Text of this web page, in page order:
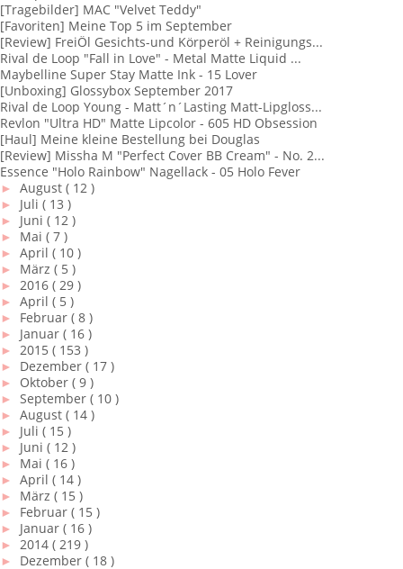
[Tragebilder] MAC "Velvet Teddy"
[Favoriten] Meine Top 5 im September
[Review] FreiÖl Gesichts-und Körperöl + Reinigungs...
Rival de Loop "Fall in Love" - Metal Matte Liquid ...
Maybelline Super Stay Matte Ink - 15 Lover
[Unboxing] Glossybox September 2017
Rival de Loop Young - Matt´n´Lasting Matt-Lipgloss...
Revlon "Ultra HD" Matte Lipcolor - 605 HD Obsession
[Haul] Meine kleine Bestellung bei Douglas
[Review] Missha M "Perfect Cover BB Cream" - No. 2...
Essence "Holo Rainbow" Nagellack - 05 Holo Fever
► August ( 12 )
► Juli ( 13 )
► Juni ( 12 )
► Mai ( 7 )
► April ( 10 )
► März ( 5 )
► 2016 ( 29 )
► April ( 5 )
► Februar ( 8 )
► Januar ( 16 )
► 2015 ( 153 )
► Dezember ( 17 )
► Oktober ( 9 )
► September ( 10 )
► August ( 14 )
► Juli ( 15 )
► Juni ( 12 )
► Mai ( 16 )
► April ( 14 )
► März ( 15 )
► Februar ( 15 )
► Januar ( 16 )
► 2014 ( 219 )
► Dezember ( 18 )